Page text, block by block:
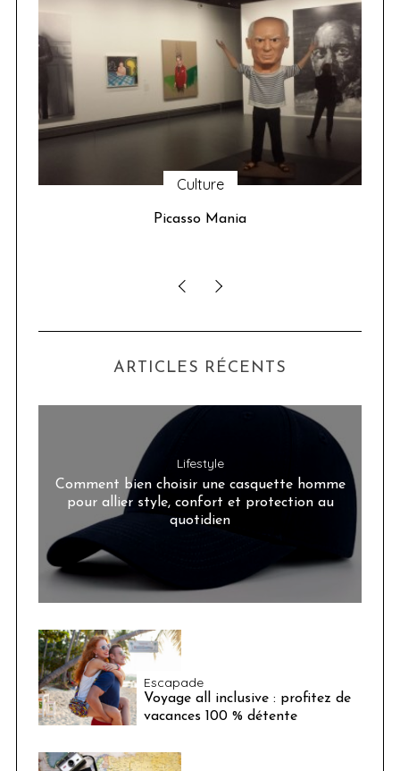
Culture
Picasso Mania
ARTICLES RÉCENTS
Lifestyle
Comment bien choisir une casquette homme
pour allier style, confort et protection au
quotidien
Escapade
Voyage all inclusive : profitez de
vacances 100 % détente